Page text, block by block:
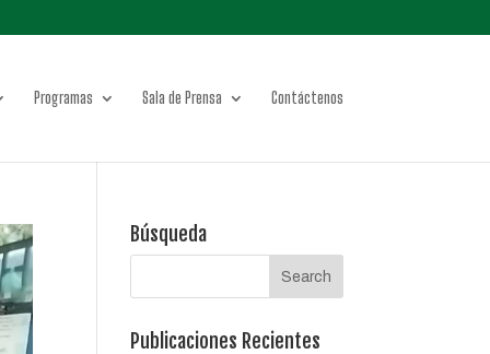
Programas Sala de Prensa Contáctenos
Búsqueda
Publicaciones Recientes